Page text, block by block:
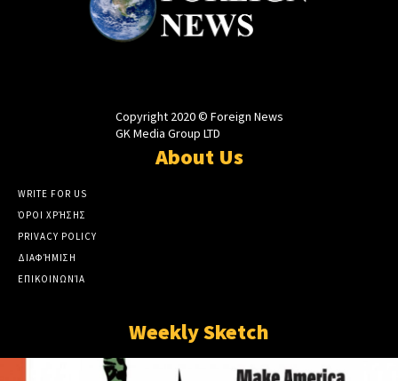
Copyright 2020 © Foreign News
GK Media Group LTD
About Us
WRITE FOR US
ΌΡΟΙ ΧΡΉΣΗΣ
PRIVACY POLICY
ΔΙΑΦΉΜΙΣΗ
ΕΠΙΚΟΙΝΩΝΊΑ
Weekly Sketch